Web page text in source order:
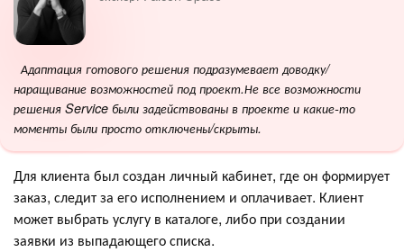
Адаптация готового решения подразумевает доводку/
наращивание возможностей под проект.Не все возможности
решения Service были задействованы в проекте и какие-то
моменты были просто отключены/скрыты.
Для клиента был создан личный кабинет, где он формирует
заказ, следит за его исполнением и оплачивает. Клиент
может выбрать услугу в каталоге, либо при создании
заявки из выпадающего списка.